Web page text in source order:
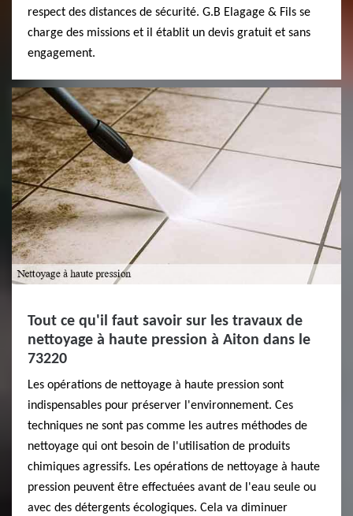
respect des distances de sécurité. G.B Elagage & Fils se
charge des missions et il établit un devis gratuit et sans
engagement.
Tout ce qu'il faut savoir sur les travaux de
nettoyage à haute pression à Aiton dans le
73220
Les opérations de nettoyage à haute pression sont
indispensables pour préserver l'environnement. Ces
techniques ne sont pas comme les autres méthodes de
nettoyage qui ont besoin de l'utilisation de produits
chimiques agressifs. Les opérations de nettoyage à haute
pression peuvent être effectuées avant de l'eau seule ou
avec des détergents écologiques. Cela va diminuer